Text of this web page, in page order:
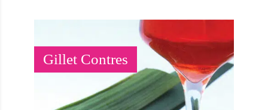
Gillet Contres